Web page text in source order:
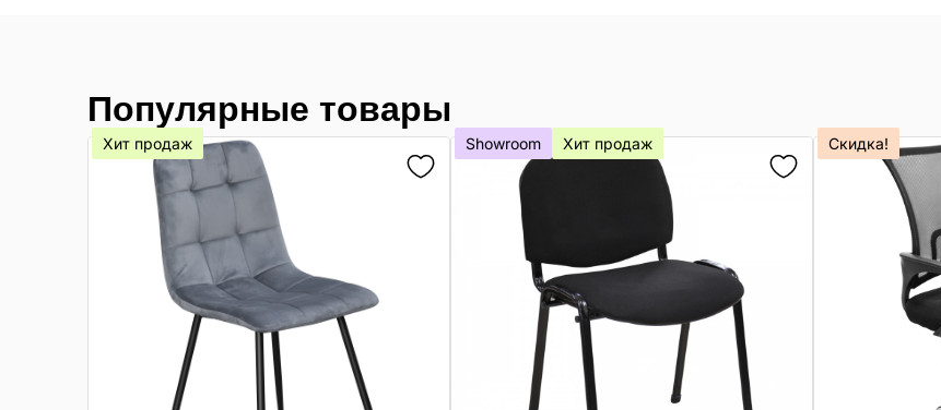
Популярные товары
Хит продаж Showroom Хит продаж Скидка!